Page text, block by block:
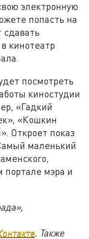
электронную
попасть на
сдавать
кинотеатр
посмотреть
киностудии
«Гадкий
«Кошкин
Откроет показ
маленький
портале мэра и
. Также